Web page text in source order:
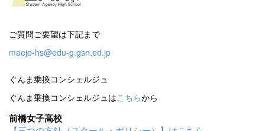
ご質問ご要望は下記まで
maejo-hs@edu-g.gsn.ed.jp
ぐんま乗換コンシェルジュ
ぐんま乗換コンシェルジュはこちらから
前橋女子高校